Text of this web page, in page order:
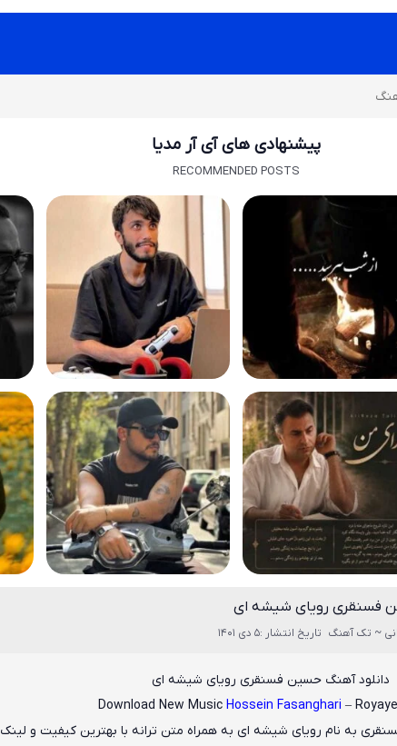
پیشنهادی های آی آر مدیا
RECOMMENDED POSTS
فسنقری رویای شیشه ای
~ تک آهنگ تاریخ انتشار :5 دی 1401
دانلود آهنگ حسین فسنقری رویای شیشه ای
Download New MusicHossein Fasanghari –
به نام رویای شیشه ای به همراه متن ترانه با بهترین کیفیت و لینک